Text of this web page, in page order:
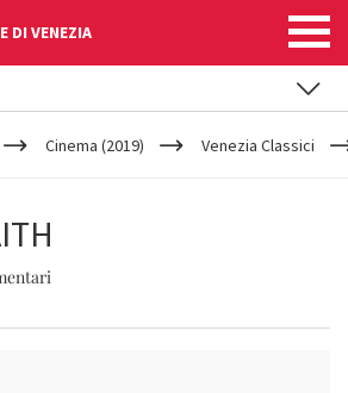
DI VENEZIA
Cinema (2019) Venezia Classici